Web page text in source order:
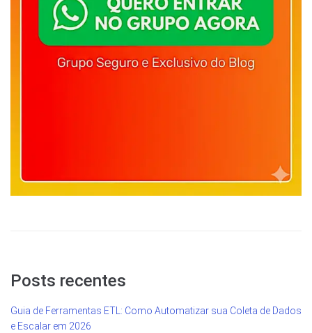
Posts recentes
Guia de Ferramentas ETL: Como Automatizar sua Coleta de Dados
e Escalar em 2026